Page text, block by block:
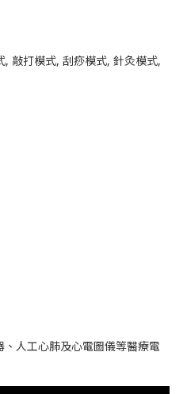
敲打模式, 刮痧模式, 針灸模式,
人工心肺及心電圖儀等醫療電